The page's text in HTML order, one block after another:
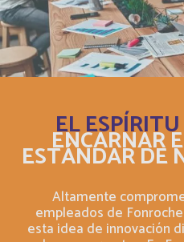
EL
ENCARNAR
ESTÁNDAR DE
Altamente
empleados de
esta idea de innovación
Bermudes
Bhutan
Bolivia
Bonaire, Saint-
Bonaire, Sint Eustatius